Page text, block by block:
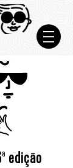
edição